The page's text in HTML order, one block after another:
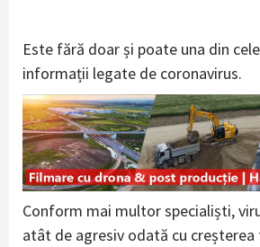
Este fără doar și poate una din
informații legate de coronavirus.
Conform mai multor specialiști,
atât de agresiv odată cu